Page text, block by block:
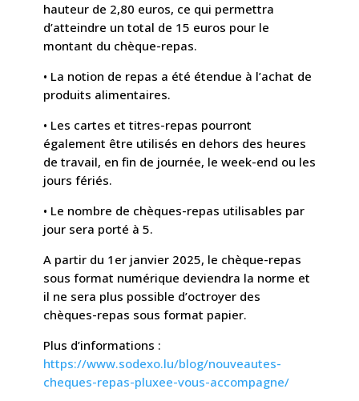
hauteur de 2,80 euros, ce qui permettra
d’atteindre un total de 15 euros pour le
montant du chèque-repas.
• La notion de repas a été étendue à l’achat de
produits alimentaires.
• Les cartes et titres-repas pourront
également être utilisés en dehors des heures
de travail, en fin de journée, le week-end ou les
jours fériés.
• Le nombre de chèques-repas utilisables par
jour sera porté à 5.
A partir du 1er janvier 2025, le chèque-repas
sous format numérique deviendra la norme et
il ne sera plus possible d’octroyer des
chèques-repas sous format papier.
Plus d’informations :
https://www.sodexo.lu/blog/nouveautes-
cheques-repas-pluxee-vous-accompagne/